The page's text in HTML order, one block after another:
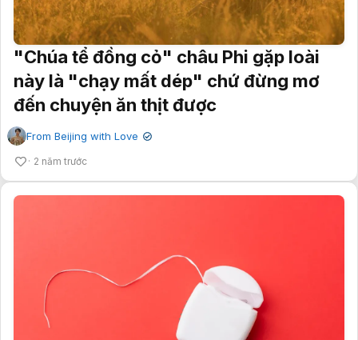
"Chúa tể đồng cỏ" châu Phi gặp loài
này là "chạy mất dép" chứ đừng mơ
đến chuyện ăn thịt được
From Beijing with Love ✔
2 năm trước